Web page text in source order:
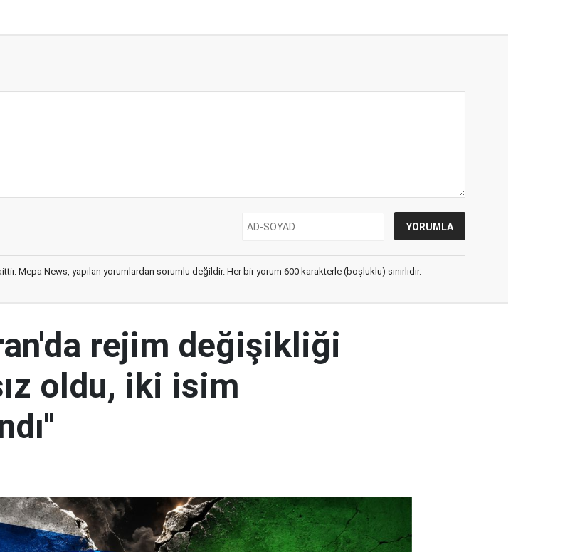
Mepa News, yapılan yorumlardan sorumlu değildir. Her bir yorum 600 karakterle (boşluklu) sınırlıdır.
rejim değişikliği
oldu, iki isim